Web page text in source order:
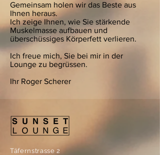
Gemeinsam holen wir das Beste aus
Ihnen heraus.
Ich zeige Ihnen, wie Sie stärkende
Muskelmasse aufbauen und
überschüssiges Körperfett verlieren.
Ich freue mich, Sie bei mir in der
Lounge zu begrüssen.
Ihr Roger Scherer
Täfernstrasse 2